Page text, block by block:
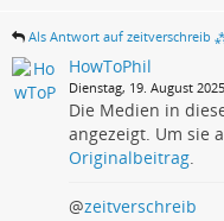
Als Antwort auf zeitverschreib
HowToPhil
Dienstag, 19. August
Die Medien in
angezeigt. Um sie
Originalbeitrag.
@zeitverschreib